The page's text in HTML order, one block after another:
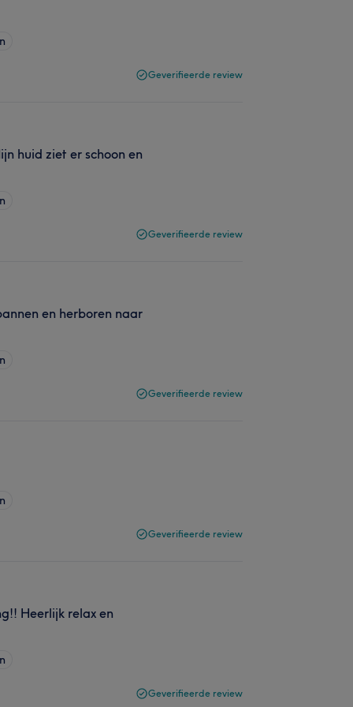
Geverifieerde review
huid ziet er schoon en
Geverifieerde review
en herboren naar
Geverifieerde review
Geverifieerde review
Heerlijk relax en
Geverifieerde review